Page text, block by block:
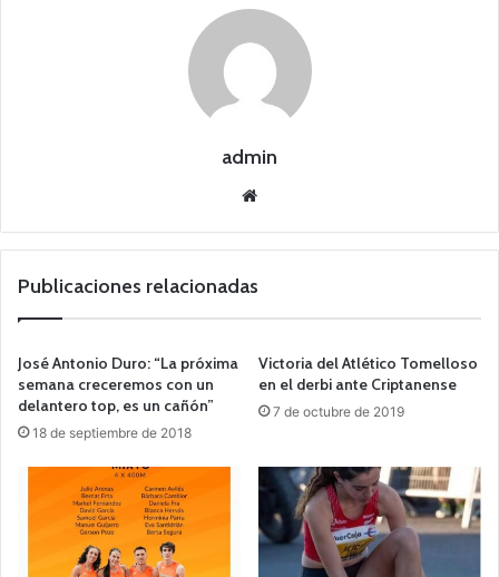
admin
we
Publicaciones relacionadas
José Antonio Duro: “La próxima
semana creceremos con un
delantero top, es un cañón”
18 de septiembre de 2018
Victoria del Atlético Tomelloso
en el derbi ante Criptanense
7 de octubre de 2019